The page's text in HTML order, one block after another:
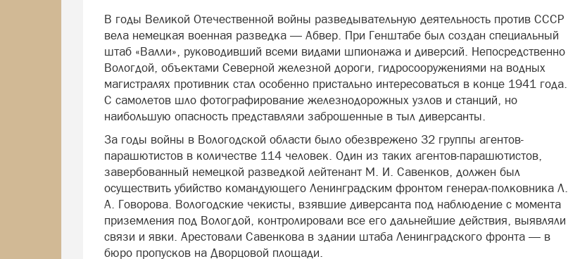
В годы Великой Отечественной войны разведывательную деятельность против СССР
вела немецкая военная разведка — Абвер. При Генштабе был создан специальный
штаб «Валли», руководивший всеми видами шпионажа и диверсий. Непосредственно
Вологдой, объектами Северной железной дороги, гидросооружениями на водных
магистралях противник стал особенно пристально интересоваться в конце 1941 года.
С самолетов шло фотографирование железнодорожных узлов и станций, но
наибольшую опасность представляли заброшенные в тыл диверсанты.
За годы войны в Вологодской области было обезврежено 32 группы агентов-
парашютистов в количестве 114 человек. Один из таких агентов-парашютистов,
завербованный немецкой разведкой лейтенант М. И. Савенков, должен был
осуществить убийство командующего Ленинградским фронтом генерал-полковника Л.
А. Говорова. Вологодские чекисты, взявшие диверсанта под наблюдение с момента
приземления под Вологдой, контролировали все его дальнейшие действия, выявляли
связи и явки. Арестовали Савенкова в здании штаба Ленинградского фронта — в
бюро пропусков на Дворцовой площади.